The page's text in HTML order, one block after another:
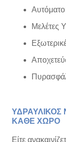
Μελέτες
ΥΔΡΑΥΛΙΚΟΣ
ΚΑΘΕ ΧΩΡΟ
Είτε